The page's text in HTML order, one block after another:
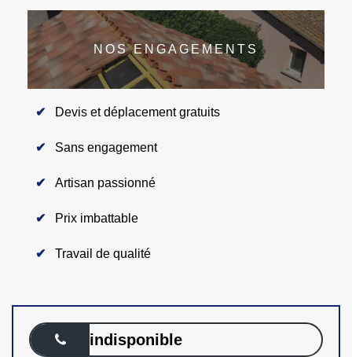
NOS ENGAGEMENTS
Devis et déplacement gratuits
Sans engagement
Artisan passionné
Prix imbattable
Travail de qualité
indisponible